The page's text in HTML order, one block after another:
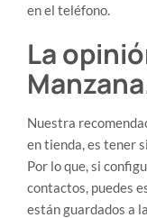
en el teléfono.
La
​Nuestra
en tienda, es tener
Por lo que, si
contactos, puedes
están guardados a